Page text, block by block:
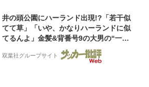
井の頭公園にハーランド出現!?「若干似
てて草」「いや、かなりハーランドに似
てるんよ」金髪&背番号9の大男の“一人
バイキング・ロー”映像が話題!「元気を
もらった」
双葉社グループサイト